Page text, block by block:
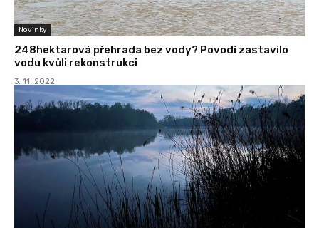
Novinky
248hektarová přehrada bez vody? Povodí zastavilo
vodu kvůli rekonstrukci
3. 11. 2022